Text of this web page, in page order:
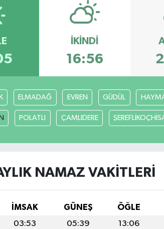
İKINDI
16:56
ELMADAĞ EVREN GÜDÜL
POLATLI ÇAMLIDERE
NAMAZ VAKITLERI
İMSAK GÜNEŞ ÖĞLE
03:53 05:39 13:06